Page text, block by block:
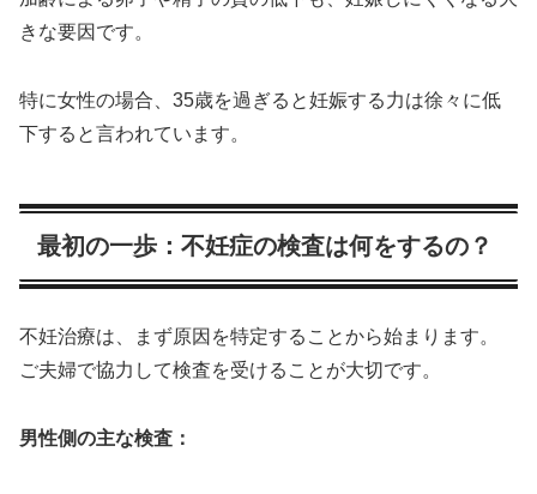
きな要因です。
特に女性の場合、35歳を過ぎると妊娠する力は徐々に低
下すると言われています。
最初の一歩：不妊症の検査は何をするの？
不妊治療は、まず原因を特定することから始まります。
ご夫婦で協力して検査を受けることが大切です。
男性側の主な検査：